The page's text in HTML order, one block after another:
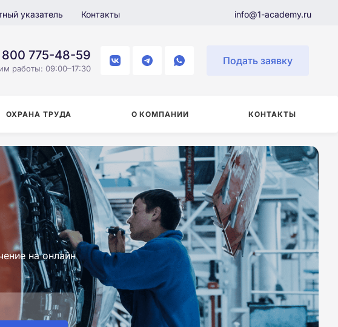
указатель Контакты info@1-academy.ru
800 775-48-59
работы: 09:00–17:30
Подать заявку
ОХРАНА ТРУДА О КОМПАНИИ КОНТАКТЫ
на онлайн